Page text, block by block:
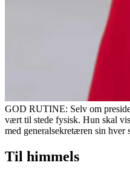
GOD RUTINE: Selv om
vært til stede fysisk. Hun skal
med generalsekretæren sin hver
Til himmels